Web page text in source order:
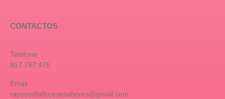
CONTACTOS
Telefone
917 797 475
Email
raposodiafloresesabores@gmail.com